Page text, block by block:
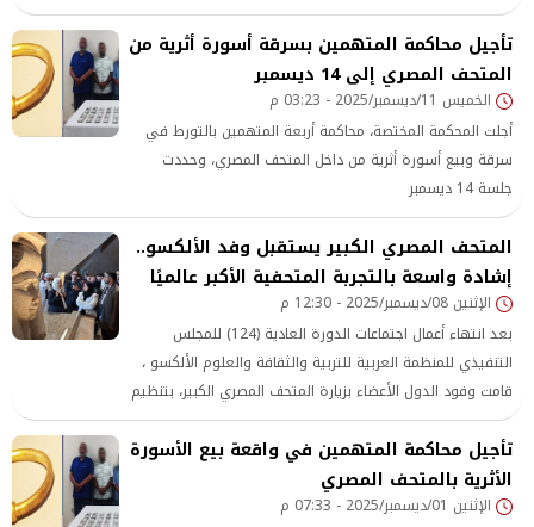
تأجيل محاكمة المتهمين بسرقة أسورة أثرية من
المتحف المصري إلى 14 ديسمبر
الخميس 11/ديسمبر/2025 - 03:23 م
أجلت المحكمة المختصة، محاكمة أربعة المتهمين بالتورط في
سرقة وبيع أسورة أثرية من داخل المتحف المصري، وحددت
جلسة 14 ديسمبر
المتحف المصري الكبير يستقبل وفد الألكسو..
إشادة واسعة بالتجربة المتحفية الأكبر عالميًا
الإثنين 08/ديسمبر/2025 - 12:30 م
بعد انتهاء أعمال اجتماعات الدورة العادية (124) للمجلس
التنفيذي للمنظمة العربية للتربية والثقافة والعلوم الألكسو ،
قامت وفود الدول الأعضاء بزيارة المتحف المصري الكبير، بتنظيم
من اللجنة الوطنية المصرية لليونسكو.
تأجيل محاكمة المتهمين في واقعة بيع الأسورة
الأثرية بالمتحف المصري
الإثنين 01/ديسمبر/2025 - 07:33 م